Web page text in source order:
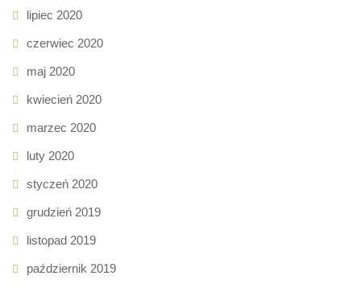
lipiec 2020
czerwiec 2020
maj 2020
kwiecień 2020
marzec 2020
luty 2020
styczeń 2020
grudzień 2019
listopad 2019
październik 2019